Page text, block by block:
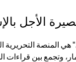
الأجل
المنصة التحريرية
وتجمع بين قراءات